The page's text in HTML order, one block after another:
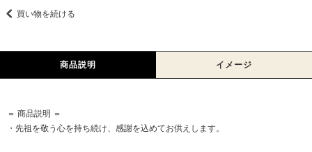
買い物を続ける
商品説明 イメージ
＝ 商品説明 ＝
・先祖を敬う心を持ち続け、感謝を込めてお供えします。